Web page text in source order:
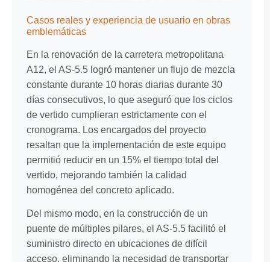
Casos reales y experiencia de usuario en obras
emblemáticas
En la renovación de la carretera metropolitana
A12, el AS-5.5 logró mantener un flujo de mezcla
constante durante 10 horas diarias durante 30
días consecutivos, lo que aseguró que los ciclos
de vertido cumplieran estrictamente con el
cronograma. Los encargados del proyecto
resaltan que la implementación de este equipo
permitió reducir en un 15% el tiempo total del
vertido, mejorando también la calidad
homogénea del concreto aplicado.
Del mismo modo, en la construcción de un
puente de múltiples pilares, el AS-5.5 facilitó el
suministro directo en ubicaciones de difícil
acceso, eliminando la necesidad de transportar